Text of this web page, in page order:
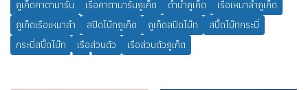
ภูเก็ตคาตามารัน เรือคาตามารันภูเก็ต ดำน้ำภูเก็ต
เรือเหมาลำภูเก็ต
ภูเก็ตเรือเหมาลำ
สปีดโบ๊ทภูเก็ต ภูเก็ตสปีดโบ๊ท
สปี๊ดโบ๊ทกระบี่
กระบี่สปี๊ดโบ๊ท
เรือส่วนตัว เรือส่วนตัวภูเก็ต